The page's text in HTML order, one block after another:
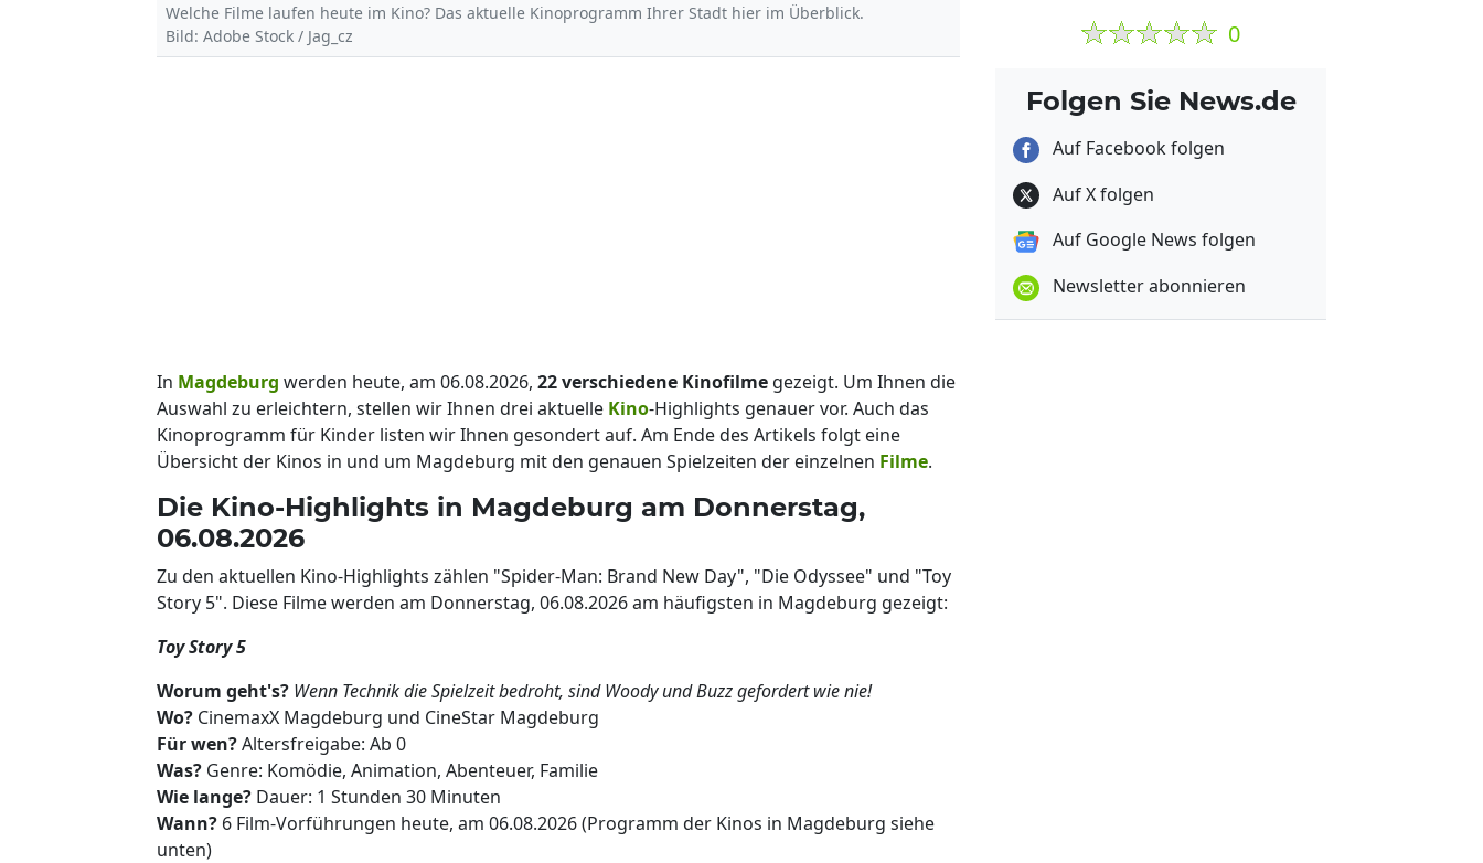
Welche Filme laufen heute im Kino? Das aktuelle Kinoprogramm Ihrer Stadt hier im Überblick.
Bild: Adobe Stock / Jag_cz
In Magdeburg werden heute, am 06.08.2026, 22 verschiedene Kinofilme gezeigt. Um Ihnen die
Auswahl zu erleichtern, stellen wir Ihnen drei aktuelle Kino-Highlights genauer vor. Auch das
Kinoprogramm für Kinder listen wir Ihnen gesondert auf. Am Ende des Artikels folgt eine
Übersicht der Kinos in und um Magdeburg mit den genauen Spielzeiten der einzelnen Filme.
Die Kino-Highlights in Magdeburg am Donnerstag,
06.08.2026
Zu den aktuellen Kino-Highlights zählen "Spider-Man: Brand New Day", "Die Odyssee" und "Toy
Story 5". Diese Filme werden am Donnerstag, 06.08.2026 am häufigsten in Magdeburg gezeigt:
Toy Story 5
Worum geht's? Wenn Technik die Spielzeit bedroht, sind Woody und Buzz gefordert wie nie!
Wo? CinemaxX Magdeburg und CineStar Magdeburg
Für wen?Altersfreigabe: Ab 0
Was? Genre: Komödie, Animation, Abenteuer, Familie
Wie lange? Dauer: 1 Stunden 30 Minuten
Wann? 6 Film-Vorführungen heute, am 06.08.2026 (Programm der Kinos in Magdeburg siehe
unten)
0
Folgen Sie News.de
Auf Facebook folgen
Auf X folgen
Auf Google News folgen
Newsletter abonnieren